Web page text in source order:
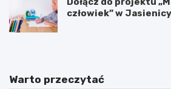
człowiek” w
Warto przeczytać